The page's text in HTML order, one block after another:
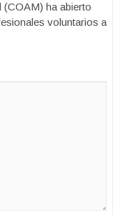
(COAM) ha abierto
voluntarios a